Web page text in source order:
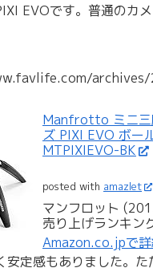
EVOです。普通のカ
archives/
Manfrotto ミニ三
ズ PIXI EVO ボー
MTPIXIEVO-BK
posted with amazlet
マンフロット
売り上げランキン
Amazon.co.jpで
定感もありました。た